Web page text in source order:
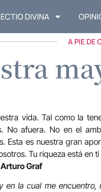
DIVINA
A PIE DE
vida. Tal como la
No afuera. No en el
Esta es nuestra gran
Tu riqueza está en
Arturo Graf
en la cual me